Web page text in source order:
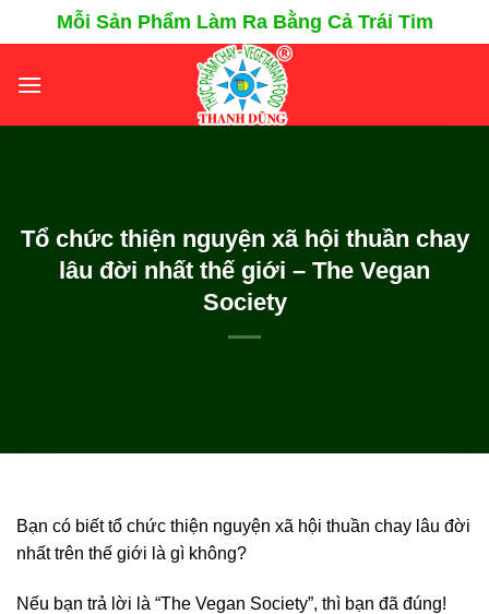
Chuyển
đến
dung
Mỗi Sản Phẩm Làm Ra Bằng Cả Trái Tim
Tổ chức thiện nguyện xã hội thuần chay
lâu đời nhất thế giới – The Vegan
Society
Bạn có biết tổ chức thiện nguyện xã hội thuần chay lâu đời
nhất trên thế giới là gì không?
Nếu bạn trả lời là “The Vegan Society”, thì bạn đã đúng!